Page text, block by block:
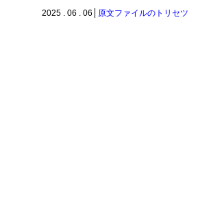
2025 . 06 . 06 原文ファイルのトリセツ